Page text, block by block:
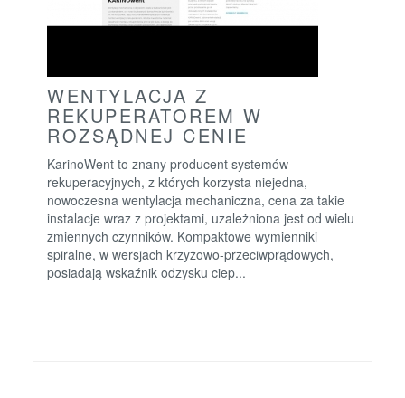
WENTYLACJA Z
REKUPERATOREM W
ROZSĄDNEJ CENIE
KarinoWent to znany producent systemów
rekuperacyjnych, z których korzysta niejedna,
nowoczesna wentylacja mechaniczna, cena za takie
instalacje wraz z projektami, uzależniona jest od wielu
zmiennych czynników. Kompaktowe wymienniki
spiralne, w wersjach krzyżowo-przeciwprądowych,
posiadają wskaźnik odzysku ciep...